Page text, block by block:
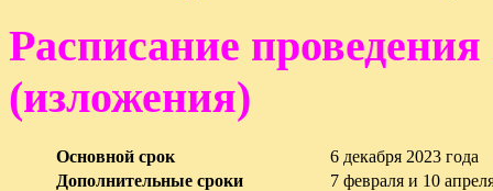
Расписание
(изложения)
Основной срок
6 декабря 2023 года
Дополнительные сроки
7 февраля и 10